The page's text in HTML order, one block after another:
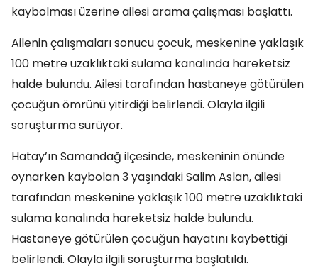
kaybolması üzerine ailesi arama çalışması başlattı.
Ailenin çalışmaları sonucu çocuk, meskenine yaklaşık
100 metre uzaklıktaki sulama kanalında hareketsiz
halde bulundu. Ailesi tarafından hastaneye götürülen
çocuğun ömrünü yitirdiği belirlendi. Olayla ilgili
soruşturma sürüyor.
Hatay’ın Samandağ ilçesinde, meskeninin önünde
oynarken kaybolan 3 yaşındaki Salim Aslan, ailesi
tarafından meskenine yaklaşık 100 metre uzaklıktaki
sulama kanalında hareketsiz halde bulundu.
Hastaneye götürülen çocuğun hayatını kaybettiği
belirlendi. Olayla ilgili soruşturma başlatıldı.